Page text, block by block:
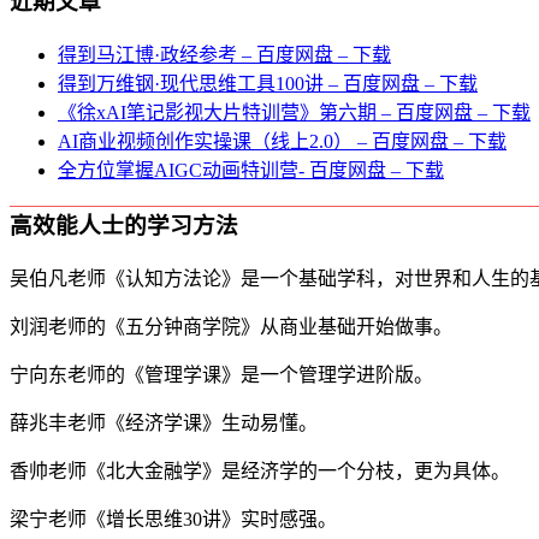
得到马江博·政经参考 – 百度网盘 – 下载
得到万维钢·现代思维⼯具100讲 – 百度网盘 – 下载
《徐xAI笔记影视大片特训营》第六期 – 百度网盘 – 下载
AI商业视频创作实操课（线上2.0） – 百度网盘 – 下载
全方位掌握AIGC动画特训营- 百度网盘 – 下载
高效能人士的学习方法
吴伯凡老师《认知方法论》是一个基础学科，对世界和人生的
刘润老师的《五分钟商学院》从商业基础开始做事。
宁向东老师的《管理学课》是一个管理学进阶版。
薛兆丰老师《经济学课》生动易懂。
香帅老师《北大金融学》是经济学的一个分枝，更为具体。
梁宁老师《增长思维30讲》实时感强。